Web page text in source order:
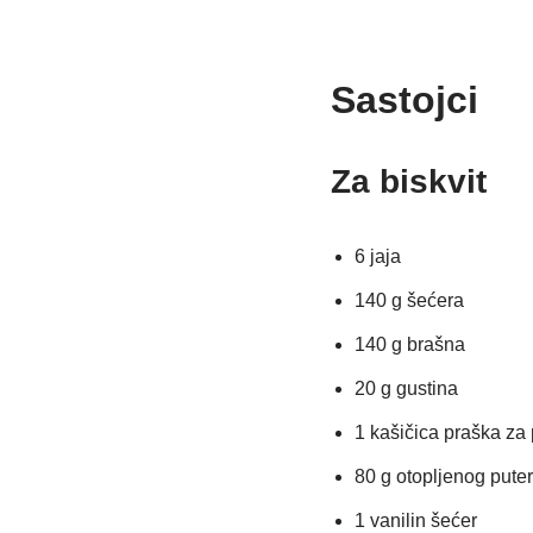
Sastojci
Za biskvit
6 jaja
140 g šećera
140 g brašna
20 g gustina
1 kašičica praška za
80 g otopljenog
1 vanilin šećer